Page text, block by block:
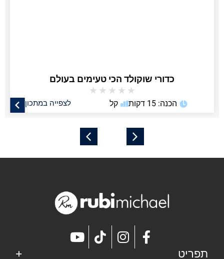
כדורי שוקולד הכי טעימים בעולם
★
★
★
★
★
לצפייה במתכון הכנה: 15 דקות קל
תפריט